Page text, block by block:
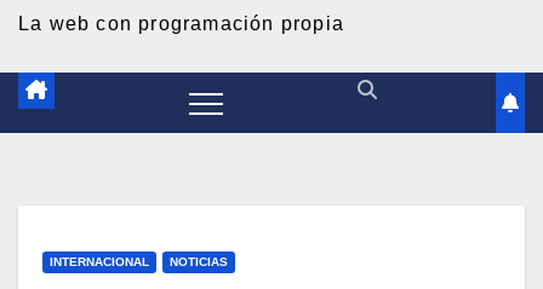
La web con programación propia
INTERNACIONAL NOTICIAS